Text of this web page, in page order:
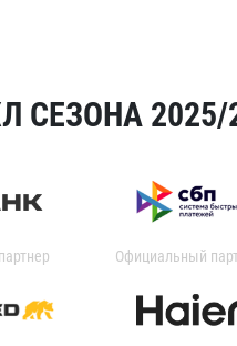
СЕЗОНА 2025/
Официальный